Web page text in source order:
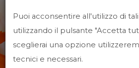
News&Events
Puoi acconsentire all'utilizzo di
utilizzando il pulsante "Accetta
sceglierai una opzione
tecnici e necessari.